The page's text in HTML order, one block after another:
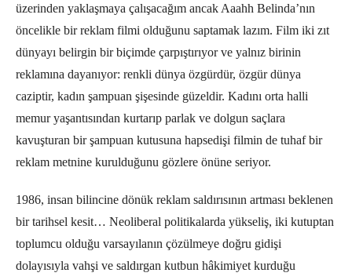
üzerinden yaklaşmaya çalışacağım ancak Aaahh Belinda’nın
öncelikle bir reklam filmi olduğunu saptamak lazım. Film iki zıt
dünyayı belirgin bir biçimde çarpıştırıyor ve yalnız birinin
reklamına dayanıyor: renkli dünya özgürdür, özgür dünya
caziptir, kadın şampuan şişesinde güzeldir. Kadını orta halli
memur yaşantısından kurtarıp parlak ve dolgun saçlara
kavuşturan bir şampuan kutusuna hapsedişi filmin de tuhaf bir
reklam metnine kurulduğunu gözlere önüne seriyor.
1986, insan bilincine dönük reklam saldırısının artması beklenen
bir tarihsel kesit… Neoliberal politikalarda yükseliş, iki kutuptan
toplumcu olduğu varsayılanın çözülmeye doğru gidişi
dolayısıyla vahşi ve saldırgan kutbun hâkimiyet kurduğu